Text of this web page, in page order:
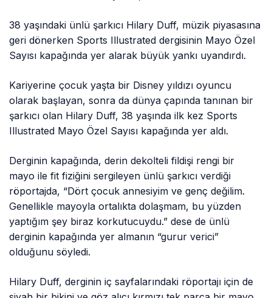
38 yaşındaki ünlü şarkıcı Hilary Duff, müzik piyasasına
geri dönerken Sports Illustrated dergisinin Mayo Özel
Sayısı kapağında yer alarak büyük yankı uyandırdı.
Kariyerine çocuk yaşta bir Disney yıldızı oyuncu
olarak başlayan, sonra da dünya çapında tanınan bir
şarkıcı olan Hilary Duff, 38 yaşında ilk kez Sports
Illustrated Mayo Özel Sayısı kapağında yer aldı.
Derginin kapağında, derin dekolteli fildişi rengi bir
mayo ile fit fiziğini sergileyen ünlü şarkıcı verdiği
röportajda, “Dört çocuk annesiyim ve genç değilim.
Genellikle mayoyla ortalıkta dolaşmam, bu yüzden
yaptığım şey biraz korkutucuydu.” dese de ünlü
derginin kapağında yer almanın “gurur verici”
olduğunu söyledi.
Hilary Duff, derginin iç sayfalarındaki röportajı için de